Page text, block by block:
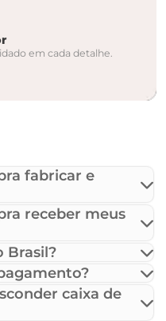
em cada detalhe.
fabricar e
receber meus
Brasil?
caixa de